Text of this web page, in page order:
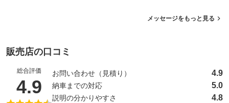
メッセージをもっと見る
販売店の口コミ
総合評価
4.9 （5点満点中）
お問い合わせ（見積り） 4.9
納車までの対応 5.0
説明の分かりやすさ 4.8